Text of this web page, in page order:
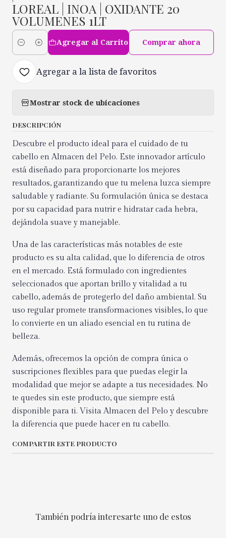
LOREAL | INOA | OXIDANTE 20
VOLUMENES 1LT
Cantidad
Agregar al Carrito Comprar ahora
Agregar a la lista de favoritos
Mostrar stock de ubicaciones
DESCRIPCIÓN
Descubre el producto ideal para el cuidado de tu
cabello en Almacen del Pelo. Este innovador artículo
está diseñado para proporcionarte los mejores
resultados, garantizando que tu melena luzca siempre
saludable y radiante. Su formulación única se destaca
por su capacidad para nutrir e hidratar cada hebra,
dejándola suave y manejable.
Una de las características más notables de este
producto es su alta calidad, que lo diferencia de otros
en el mercado. Está formulado con ingredientes
seleccionados que aportan brillo y vitalidad a tu
cabello, además de protegerlo del daño ambiental. Su
uso regular promete transformaciones visibles, lo que
lo convierte en un aliado esencial en tu rutina de
belleza.
Además, ofrecemos la opción de compra única o
suscripciones flexibles para que puedas elegir la
modalidad que mejor se adapte a tus necesidades. No
te quedes sin este producto, que siempre está
disponible para ti. Visita Almacen del Pelo y descubre
la diferencia que puede hacer en tu cabello.
COMPARTIR ESTE PRODUCTO
También podría interesarte uno de estos